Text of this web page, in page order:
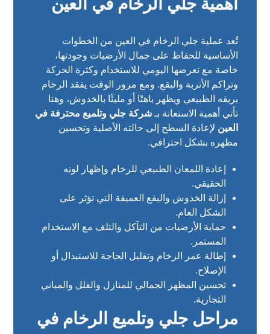
أهمية جلي الرخام في العين
تُعد عملية جلي الرخام في العين من الخطوات
الأساسية للحفاظ على جمال الأرضيات وجودتها،
خاصة مع تعرضها اليومي للاستخدام وكثرة الحركة
وتراكم الأتربة والبقع. ومع مرور الوقت يفقد الرخام
بريقه الطبيعي ويظهر باهتًا أو مليئًا بالخدوش، وهنا
تأتي أهمية الاستعانة بـ شركة جلي وتلميع محترفة في
العين لإعادة السطح إلى حالته الأصلية وتحسين
مظهره بشكل احترافي.
إعادة اللمعان الطبيعي للرخام وإظهار لونه
الحقيقي.
إزالة الخدوش والبقع العميقة التي تؤثر على
الشكل العام.
حماية الأرضيات من التآكل والتلف مع الاستخدام
المستمر.
إطالة عمر الرخام وتقليل الحاجة للاستبدال أو
الإصلاح.
تحسين المظهر الجمالي للمنازل والفلل والمباني
التجارية.
مراحل جلي وتلميع الرخام في